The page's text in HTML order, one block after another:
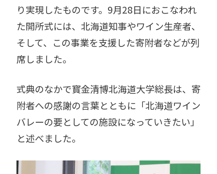
り実現したものです。9月28日におこなわれ
た開所式には、北海道知事やワイン生産者、
そして、この事業を支援した寄附者などが列
席しました。
式典のなかで寳金清博北海道大学総長は、寄
附者への感謝の言葉とともに「北海道ワイン
バレーの要としての施設になっていきたい」
と述べました。